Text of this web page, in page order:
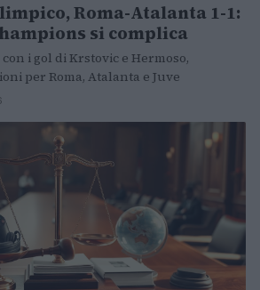
Roma-Atalanta 1-1:
si complica
i gol di Krstovic e Hermoso,
per Roma, Atalanta e Juve